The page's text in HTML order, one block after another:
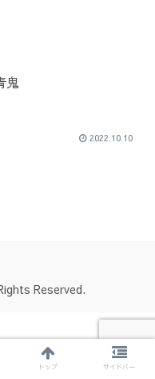
鬼
2022.10.10
Reserved.
トップ サイドバー